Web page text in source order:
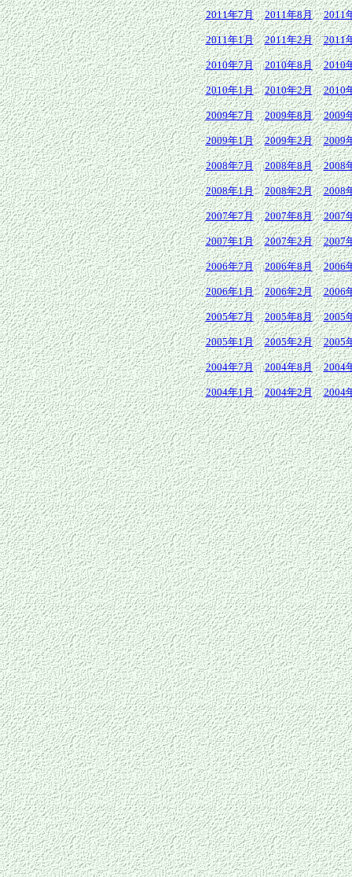
2011年7月 2011年8月 2011
2011年1月 2011年2月 2011
2010年7月 2010年8月 2010
2010年1月 2010年2月 2010
2009年7月 2009年8月 2009
2009年1月 2009年2月 2009
2008年7月 2008年8月 2008
2008年1月 2008年2月 2008
2007年7月 2007年8月 2007
2007年1月 2007年2月 2007
2006年7月 2006年8月 2006
2006年1月 2006年2月 2006
2005年7月 2005年8月 2005
2005年1月 2005年2月 2005
2004年7月 2004年8月 2004
2004年1月 2004年2月 2004